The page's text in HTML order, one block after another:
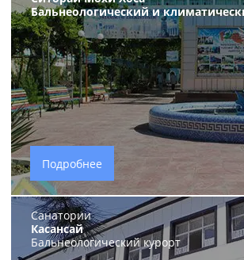
Бальнеологический и
Подробнее
Санатории
Касансай
Бальнеологический курорт